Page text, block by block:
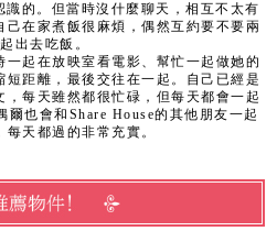
的。但當時沒什麼聊天，相互不太有
在家煮飯很麻煩，偶然互約要不要兩
出去吃飯。
起在放映室看電影、幫忙一起做她的
距離，最後交往在一起。自己已經是
每天雖然都很忙碌，但每天都會一起
爾也會和Share House的其他朋友一起
天都過的非常充實。